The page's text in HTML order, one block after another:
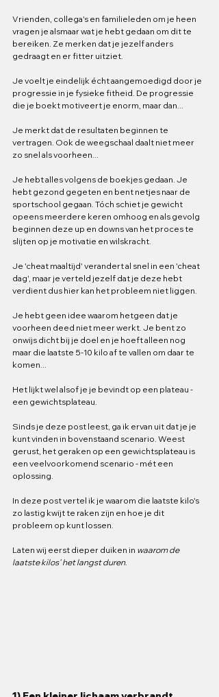
Vrienden, collega's en familieleden om je heen
vragen je alsmaar wat je hebt gedaan om dit te
bereiken. Ze merken dat je jezelf anders
gedraagt en er fitter uitziet.
Je voelt je eindelijk écht aangemoedigd door je
progressie in je fysieke fitheid. De progressie
die je boekt motiveert je enorm, maar dan...
Je merkt dat de resultaten beginnen te
vertragen. Ook de weegschaal daalt niet meer
zo snel als voorheen...
Je hebt alles volgens de boekjes gedaan. Je
hebt gezond gegeten en bent netjes naar de
sportschool gegaan. Tóch schiet je gewicht
opeens meerdere keren omhoog en als gevolg
beginnen deze up en downs van het proces te
slijten op je motivatie en wilskracht.
Je 'cheat maaltijd' verandert al snel in een 'cheat
dag', maar je verteld jezelf dat je deze hebt
verdient dus hier kan het probleem niet liggen.
Je hebt geen idee waarom hetgeen dat je
voorheen deed niet meer werkt. Je bent zo
onwijs dicht bij je doel en je hoeft alleen nog
maar die laatste 5-10 kilo af te vallen om daar te
komen...
Het lijkt wel alsof je je bevindt op een plateau -
een gewichtsplateau.
Sinds je deze post leest, ga ik ervan uit dat je je
kunt vinden in bovenstaand scenario. Weest
gerust, het geraken op een gewichtsplateau is
een veelvoorkomend scenario - mét een
oplossing.
In deze post vertel ik je waarom die laatste kilo's
zo lastig kwijt te raken zijn en hoe je dit
probleem op kunt lossen.
Laten wij eerst dieper duiken in waarom de
laatste kilos' het langst duren.